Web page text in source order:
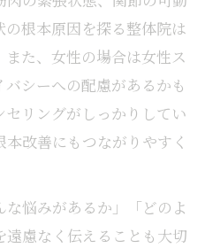
根本原因を探る整体院は
た、女性の場合は女性ス
シーへの配慮があるかも
リングがしっかりしてい
改善にもつながりやすく
悩みがあるか」「どのよ
遠慮なく伝えることも大切